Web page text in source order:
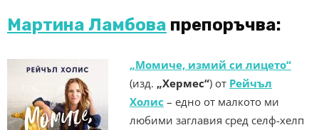
Мартина Ламбова препоръчва:
„Момиче, измий си лицето“
(изд. „Хермес“) от Рейчъл
Холис – едно от малкото ми
любими заглавия сред селф-хелп